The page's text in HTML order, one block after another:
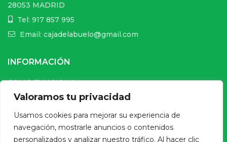
Valoramos tu privacidad
Usamos cookies para mejorar su experiencia de
navegación, mostrarle anuncios o contenidos
personalizados y analizar nuestro tráfico. Al hacer clic
28053 MADRID
Tel: 917 857 995
Email: cajadelabuelo@gmail.com
INFORMACIÓN
COMO FUNCIONA
CONDICIONES DE USO DE LA WEB
ENVÍOS Y PAGO SEGURO
CONDICIONES DE COMPRA ONLINE